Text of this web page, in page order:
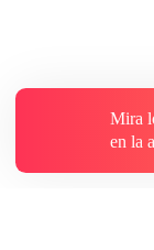
Mira
en la